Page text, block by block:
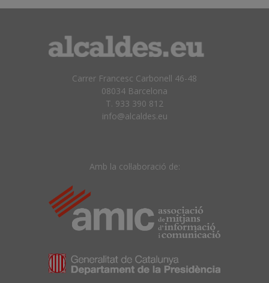
Carrer Francesc Carbonell 46-48
08034 Barcelona
T. 933 390 812
info@alcaldes.eu
Amb la col·laboració de: